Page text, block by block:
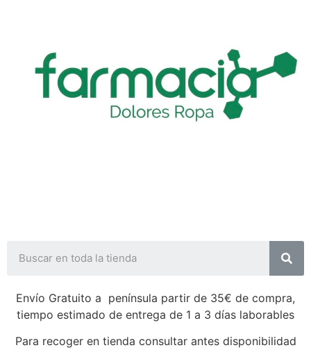
Envío Gratuito a península partir de 35€ de compra,
tiempo estimado de entrega de 1 a 3 días laborables
Para recoger en tienda consultar antes disponibilidad